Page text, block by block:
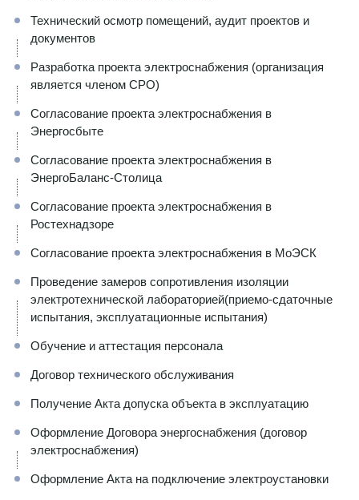
Технический осмотр помещений, аудит проектов и
документов
Разработка проекта электроснабжения (организация
является членом СРО)
Согласование проекта электроснабжения в
Энергосбыте
Согласование проекта электроснабжения в
ЭнергоБаланс-Столица
Согласование проекта электроснабжения в
Ростехнадзоре
Согласование проекта электроснабжения в МоЭСК
Проведение замеров сопротивления изоляции
электротехнической лабораторией(приемо-сдаточные
испытания, эксплуатационные испытания)
Обучение и аттестация персонала
Договор технического обслуживания
Получение Акта допуска объекта в эксплуатацию
Оформление Договора энергоснабжения (договор
электроснабжения)
Оформление Акта на подключение электроустановки